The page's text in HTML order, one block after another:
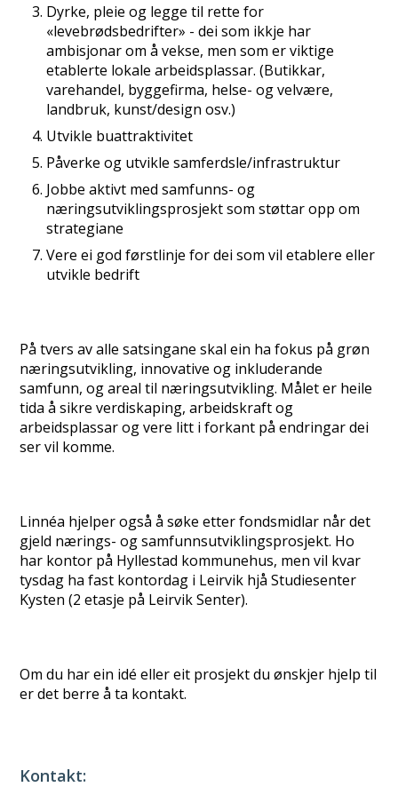
Dyrke, pleie og legge til rette for
«levebrødsbedrifter» - dei som ikkje har
ambisjonar om å vekse, men som er viktige
etablerte lokale arbeidsplassar. (Butikkar,
varehandel, byggefirma, helse- og velvære,
landbruk, kunst/design osv.)
Utvikle buattraktivitet
Påverke og utvikle samferdsle/infrastruktur
Jobbe aktivt med samfunns- og
næringsutviklingsprosjekt som støttar opp om
strategiane
Vere ei god førstlinje for dei som vil etablere eller
utvikle bedrift
På tvers av alle satsingane skal ein ha fokus på grøn
næringsutvikling, innovative og inkluderande
samfunn, og areal til næringsutvikling. Målet er heile
tida å sikre verdiskaping, arbeidskraft og
arbeidsplassar og vere litt i forkant på endringar dei
ser vil komme.
Linnéa hjelper også å søke etter fondsmidlar når det
gjeld nærings- og samfunnsutviklingsprosjekt. Ho
har kontor på Hyllestad kommunehus, men vil kvar
tysdag ha fast kontordag i Leirvik hjå Studiesenter
Kysten (2 etasje på Leirvik Senter).
Om du har ein idé eller eit prosjekt du ønskjer hjelp til
er det berre å ta kontakt.
Kontakt: